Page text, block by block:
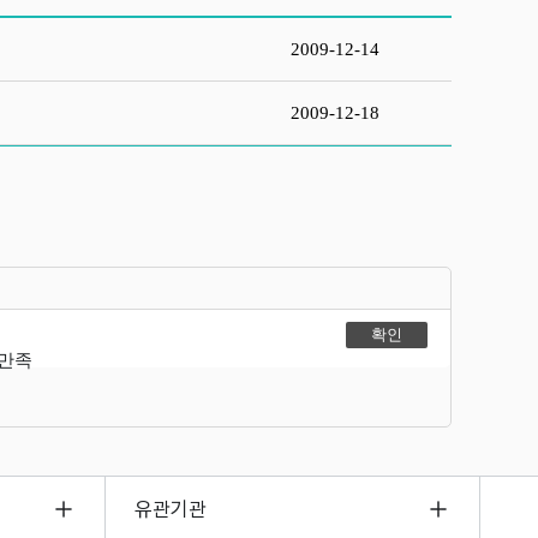
2009-12-14
2009-12-18
족
유관기관